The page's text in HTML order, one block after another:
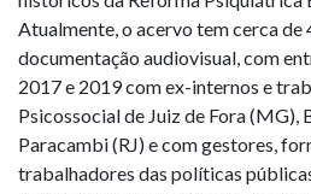
Atualmente, o acervo tem cerca de
documentação audiovisual, com
2017 e 2019 com ex-internos e
Psicossocial de Juiz de Fora (MG),
Paracambi (RJ) e com gestores,
trabalhadores das políticas